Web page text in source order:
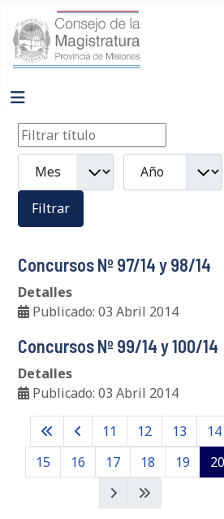
Filtros
Filtrar título
Mes
Año
Filtrar
Concursos Nº 97/14 y 98/14
Detalles
Publicado: 03 Abril 2014
Concursos Nº 99/14 y 100/14
Detalles
Publicado: 03 Abril 2014
11 12 13
14
15
16 17 18 19 20